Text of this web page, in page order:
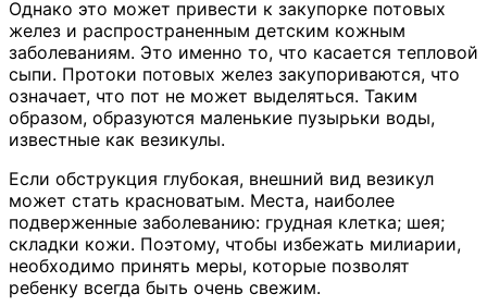
Однако это может привести к закупорке потовых
желез и распространенным детским кожным
заболеваниям. Это именно то, что касается тепловой
сыпи. Протоки потовых желез закупориваются, что
означает, что пот не может выделяться. Таким
образом, образуются маленькие пузырьки воды,
известные как везикулы.
Если обструкция глубокая, внешний вид везикул
может стать красноватым. Места, наиболее
подверженные заболеванию: грудная клетка; шея;
складки кожи. Поэтому, чтобы избежать милиарии,
необходимо принять меры, которые позволят
ребенку всегда быть очень свежим.